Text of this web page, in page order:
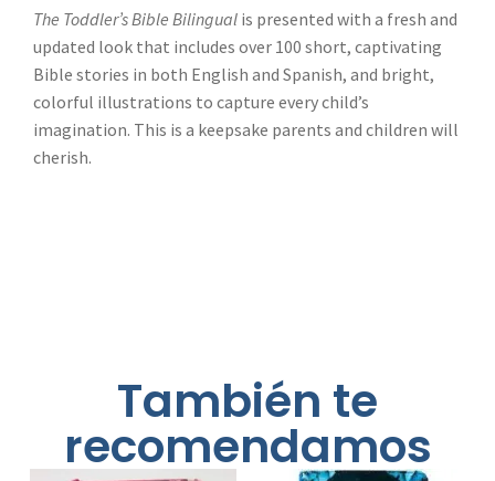
The Toddler’s Bible Bilingual is presented with a fresh and
updated look that includes over 100 short, captivating
Bible stories in both English and Spanish, and bright,
colorful illustrations to capture every child’s
imagination. This is a keepsake parents and children will
cherish.
También te
recomendamos